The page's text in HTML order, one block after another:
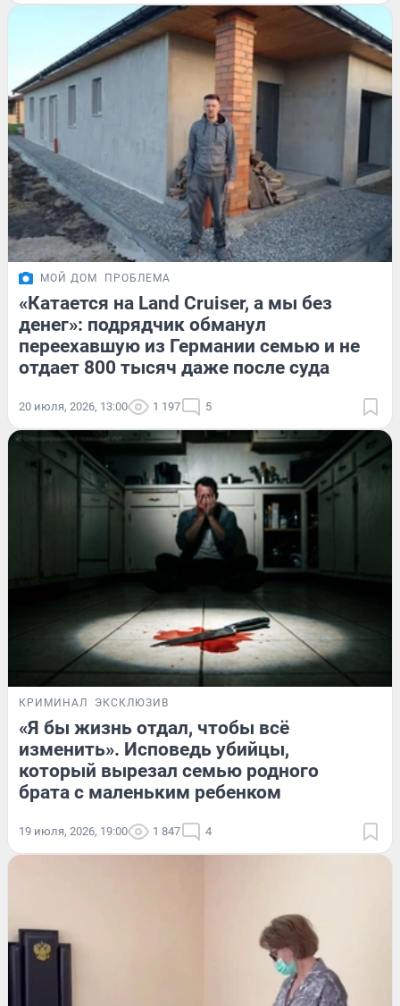
МОЙ ДОМ ПРОБЛЕМА
«Катается на Land Cruiser, а мы без
денег»: подрядчик обманул
переехавшую из Германии семью и не
отдает 800 тысяч даже после суда
20 июля, 2026, 13:00 1 197 5
КРИМИНАЛ ЭКСКЛЮЗИВ
«Я бы жизнь отдал, чтобы всё
изменить». Исповедь убийцы,
который вырезал семью родного
брата с маленьким ребенком
19 июля, 2026, 19:00 1 847 4